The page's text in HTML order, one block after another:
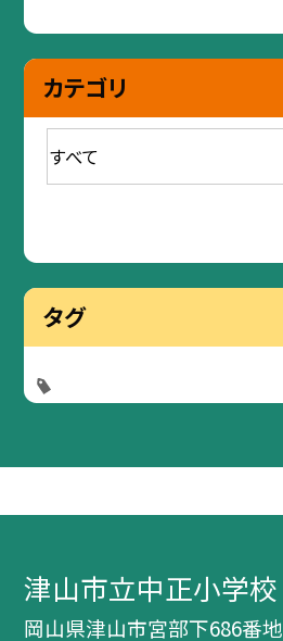
カテゴリ
タグ
津山市立中正小学校
岡山県津山市宮部下686番地